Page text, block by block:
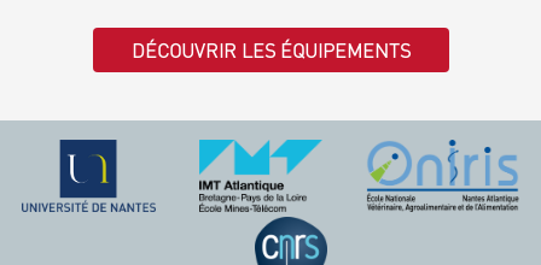
DÉCOUVRIR LES ÉQUIPEMENTS